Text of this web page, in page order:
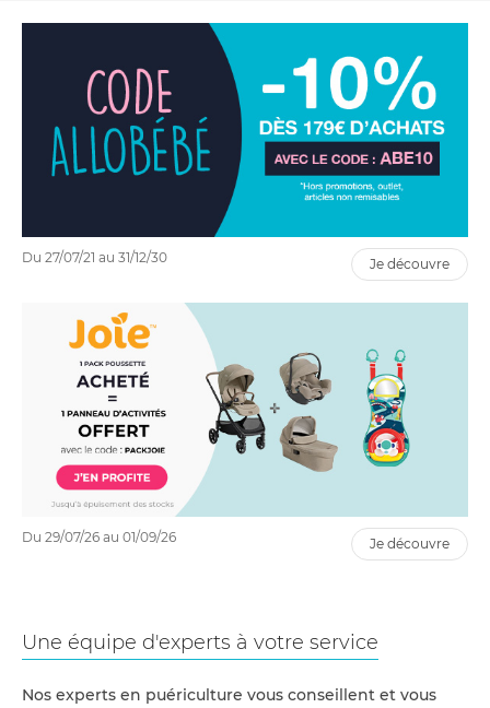
Du 27/07/21 au 31/12/30 je découvre
Du 29/07/26 au 01/09/26 je découvre
Une équipe d'experts à votre service
Nos experts en puériculture vous conseillent et vous